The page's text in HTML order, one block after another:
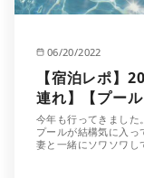
06/20/2022
【宿泊レポ】
連れ】【プール
今年も行ってきました
プールが結構気に入
妻と一緒にソワソワし